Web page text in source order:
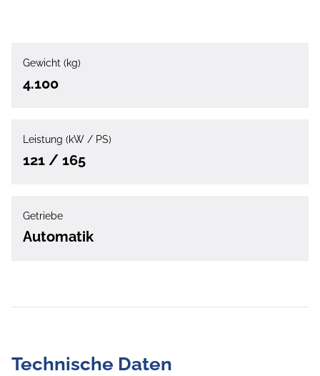
Gewicht (kg)
4.100
Leistung (kW / PS)
121 / 165
Getriebe
Automatik
Technische Daten